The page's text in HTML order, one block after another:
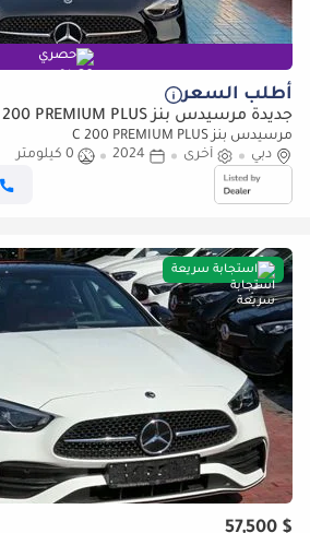
حصري
أطلب السعر
جديدة مرسيدس بنز C 200 PREMIUM PLUS
مرسيدس بنز C 200 PREMIUM PLUS
دبي
أخرى 2024
0 كيلومتر
استجابة سريعة
$ 57,500